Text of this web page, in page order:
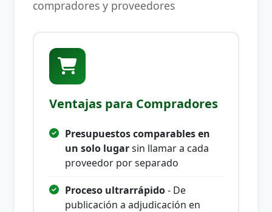
compradores y proveedores
Ventajas para Compradores
Presupuestos comparables en
un solo lugarsin llamar a cada
proveedor por separado
Proceso ultrarrápido- De
publicación a adjudicación en